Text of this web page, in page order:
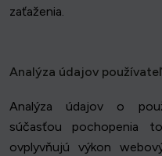
zaťaženia.
Analýza údajov
Analýza údajov o
súčasťou pochopenia
ovplyvňujú výkon